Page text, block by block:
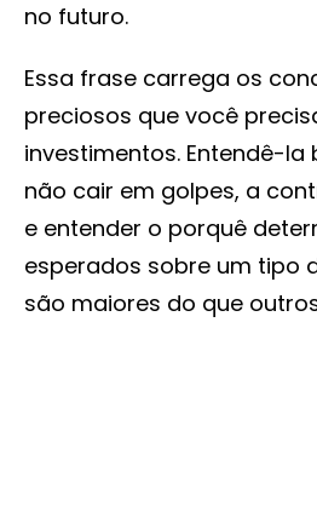
no futuro.
Essa frase carrega os
preciosos que você
investimentos. Entendê-
não cair em golpes, a
e entender o porquê
esperados sobre um tipo
são maiores do que